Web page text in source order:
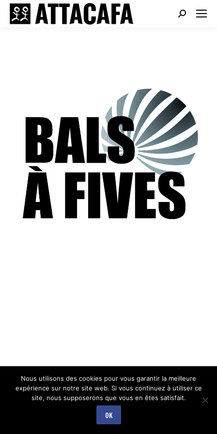
Search:
Nous utilisons des cookies pour vous garantir la meilleure
expérience sur notre site web. Si vous continuez à utiliser ce
site, nous supposerons que vous en êtes satisfait.
OK